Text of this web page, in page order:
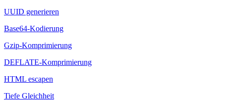
UUID generieren
Base64-Kodierung
Gzip-Komprimierung
DEFLATE-Komprimierung
HTML escapen
Tiefe Gleichheit